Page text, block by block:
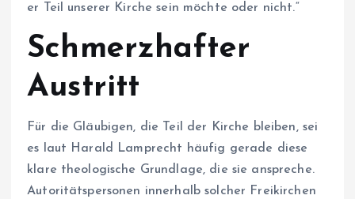
er Teil unserer Kirche sein möchte oder nicht.“
Schmerzhafter
Austritt
Für die Gläubigen, die Teil der Kirche bleiben, sei
es laut Harald Lamprecht häufig gerade diese
klare theologische Grundlage, die sie anspreche.
Autoritätspersonen innerhalb solcher Freikirchen